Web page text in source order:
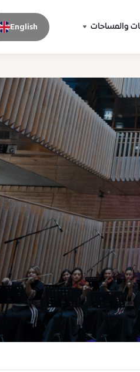
والمساحات English